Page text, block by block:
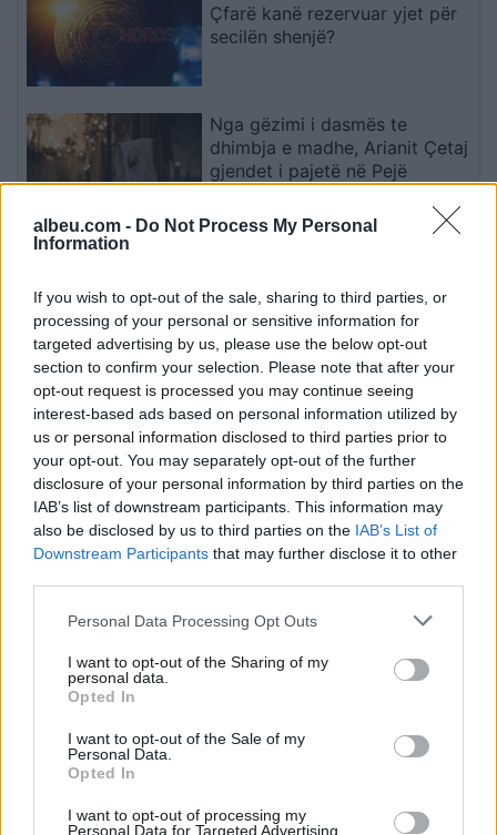
albeu.com - Do Not Process My Personal
Information
If you wish to opt-out of the sale, sharing to third parties, or
processing of your personal or sensitive information for
targeted advertising by us, please use the below opt-out
section to confirm your selection. Please note that after your
opt-out request is processed you may continue seeing
interest-based ads based on personal information utilized by
us or personal information disclosed to third parties prior to
your opt-out. You may separately opt-out of the further
disclosure of your personal information by third parties on the
IAB’s list of downstream participants. This information may
also be disclosed by us to third parties on the IAB’s List of
Downstream Participants that may further disclose it to other
Personal Data Processing Opt Outs
I want to opt-out of the Sharing of my
personal data.
Opted In
I want to opt-out of the Sale of my
Personal Data.
Opted In
I want to opt-out of processing my
Personal Data for Targeted Advertising.
Çfarë kanë rezervuar yjet për
secilën shenjë?
Nga gëzimi i dasmës te
dhimbja e madhe, Arianit Çetaj
gjendet i pajetë në Pejë
zbardhen tri arsyet e vendimit
Esim for USA|Esim for Italy| Esim for Spain | Esim